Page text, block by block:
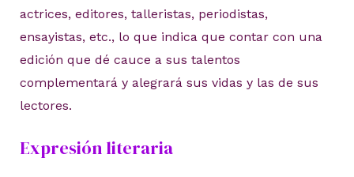
actrices, editores, talleristas, periodistas,
ensayistas, etc., lo que indica que contar con una
edición que dé cauce a sus talentos
complementará y alegrará sus vidas y las de sus
lectores.
Expresión literaria